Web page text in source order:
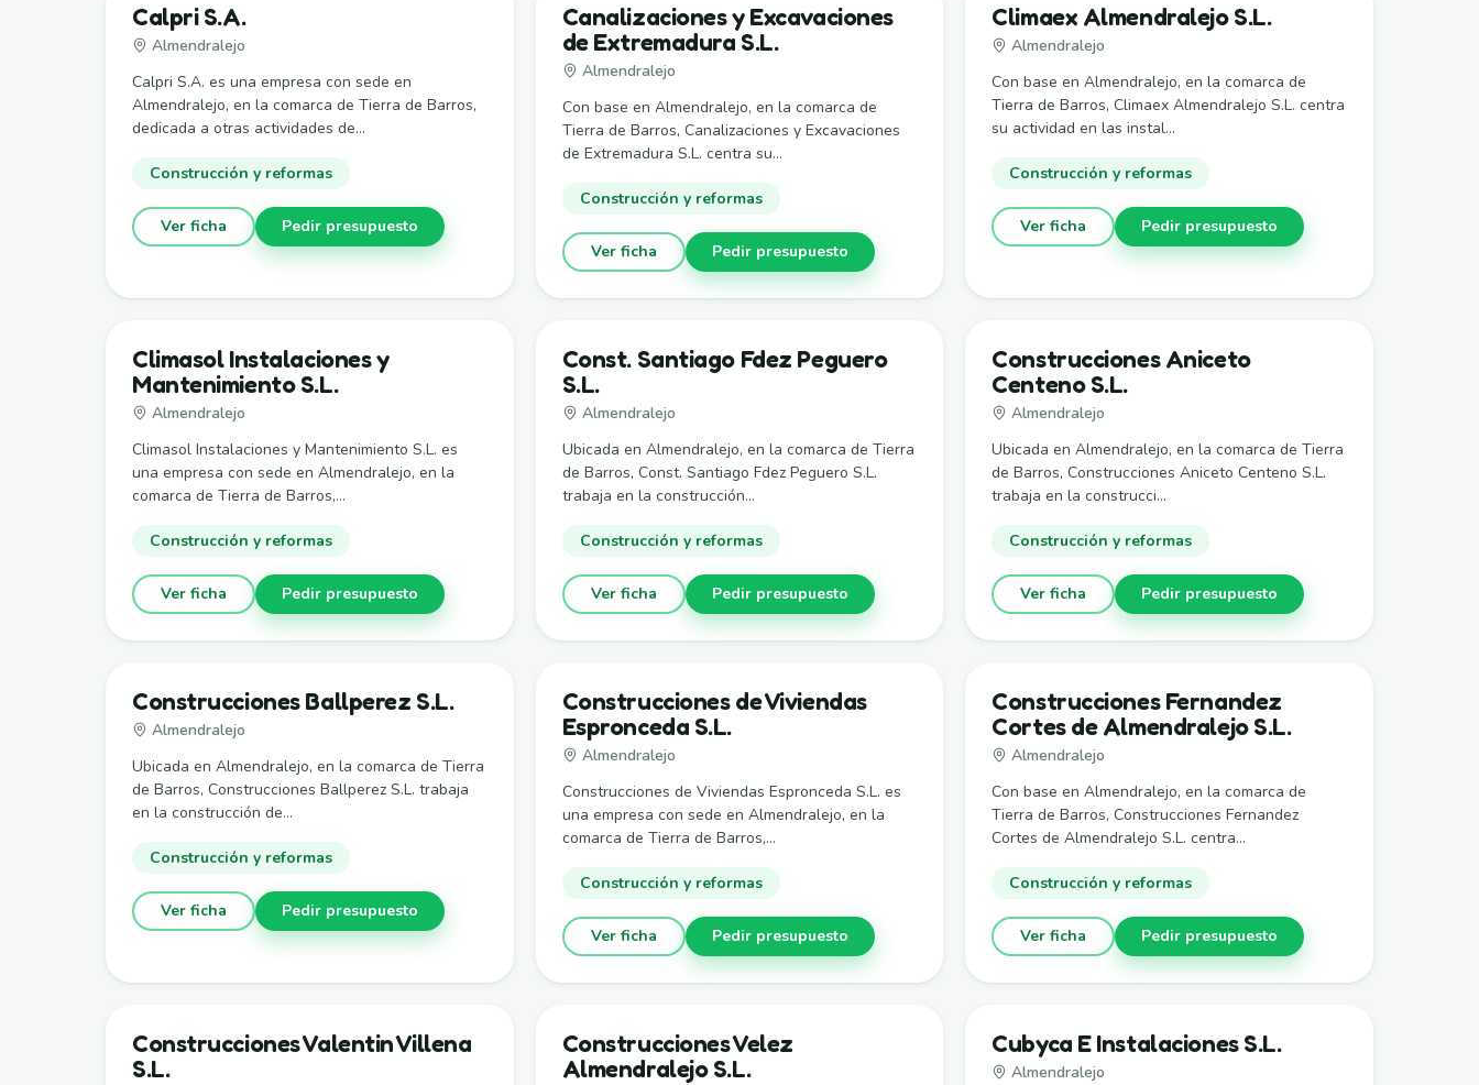
Calpri S.A.
Almendralejo
Calpri S.A. es una empresa con sede en
Almendralejo, en la comarca de Tierra de Barros,
dedicada a otras actividades de...
Construcción y reformas
Ver ficha Pedir presupuesto
Canalizaciones y Excavaciones
de Extremadura S.L.
Almendralejo
Con base en Almendralejo, en la comarca de
Tierra de Barros, Canalizaciones y Excavaciones
de Extremadura S.L. centra su...
Construcción y reformas
Ver ficha Pedir presupuesto
Climaex Almendralejo S.L.
Almendralejo
Con base en Almendralejo, en la comarca de
Tierra de Barros, Climaex Almendralejo S.L. centra
su actividad en las instal...
Construcción y reformas
Ver ficha Pedir presupuesto
Climasol Instalaciones y
Mantenimiento S.L.
Almendralejo
Climasol Instalaciones y Mantenimiento S.L. es
una empresa con sede en Almendralejo, en la
comarca de Tierra de Barros,...
Construcción y reformas
Ver ficha Pedir presupuesto
Const. Santiago Fdez Peguero
S.L.
Almendralejo
Ubicada en Almendralejo, en la comarca de Tierra
de Barros, Const. Santiago Fdez Peguero S.L.
trabaja en la construcción...
Construcción y reformas
Ver ficha Pedir presupuesto
Construcciones Aniceto
Centeno S.L.
Almendralejo
Ubicada en Almendralejo, en la comarca de Tierra
de Barros, Construcciones Aniceto Centeno S.L.
trabaja en la construcci...
Construcción y reformas
Ver ficha Pedir presupuesto
Construcciones Ballperez S.L.
Almendralejo
Ubicada en Almendralejo, en la comarca de Tierra
de Barros, Construcciones Ballperez S.L. trabaja
en la construcción de...
Construcción y reformas
Ver ficha Pedir presupuesto
Construcciones de Viviendas
Espronceda S.L.
Almendralejo
Construcciones de Viviendas Espronceda S.L. es
una empresa con sede en Almendralejo, en la
comarca de Tierra de Barros,...
Construcción y reformas
Ver ficha Pedir presupuesto
Construcciones Fernandez
Cortes de Almendralejo S.L.
Almendralejo
Con base en Almendralejo, en la comarca de
Tierra de Barros, Construcciones Fernandez
Cortes de Almendralejo S.L. centra...
Construcción y reformas
Ver ficha Pedir presupuesto
Construcciones Valentin Villena
S.L.
Construcciones Velez
Almendralejo S.L.
Cubyca E Instalaciones S.L.
Almendralejo